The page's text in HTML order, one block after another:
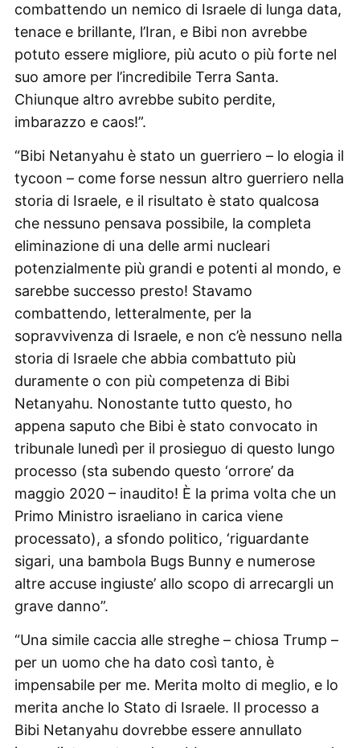
combattendo un nemico di Israele di lunga data,
tenace e brillante, l’Iran, e Bibi non avrebbe
potuto essere migliore, più acuto o più forte nel
suo amore per l’incredibile Terra Santa.
Chiunque altro avrebbe subito perdite,
imbarazzo e caos!”.
“Bibi Netanyahu è stato un guerriero – lo elogia il
tycoon – come forse nessun altro guerriero nella
storia di Israele, e il risultato è stato qualcosa
che nessuno pensava possibile, la completa
eliminazione di una delle armi nucleari
potenzialmente più grandi e potenti al mondo, e
sarebbe successo presto! Stavamo
combattendo, letteralmente, per la
sopravvivenza di Israele, e non c’è nessuno nella
storia di Israele che abbia combattuto più
duramente o con più competenza di Bibi
Netanyahu. Nonostante tutto questo, ho
appena saputo che Bibi è stato convocato in
tribunale lunedì per il prosieguo di questo lungo
processo (sta subendo questo ‘orrore’ da
maggio 2020 – inaudito! È la prima volta che un
Primo Ministro israeliano in carica viene
processato), a sfondo politico, ‘riguardante
sigari, una bambola Bugs Bunny e numerose
altre accuse ingiuste’ allo scopo di arrecargli un
grave danno”.
“Una simile caccia alle streghe – chiosa Trump –
per un uomo che ha dato così tanto, è
impensabile per me. Merita molto di meglio, e lo
merita anche lo Stato di Israele. Il processo a
Bibi Netanyahu dovrebbe essere annullato